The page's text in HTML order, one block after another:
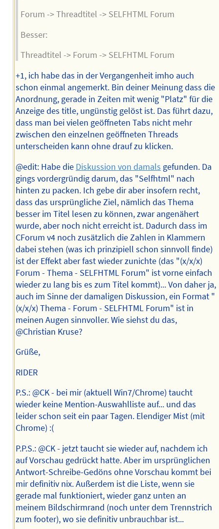
Forum -> Threadtitel -> SELFHTML Forum
Besser:
Threadtitel -> Forum -> SELFHTML Forum
+1, ich habe das in der Vergangenheit imho auch
schon einmal angemerkt. Bin deiner Meinung dass die
Anordnung, gerade in Zeiten mit wenig "Platz" für die
Anzeige des title, ungünstig gelöst ist. Das führt dazu,
dass man bei vielen geöffneten Tabs nicht mehr
zwischen den einzelnen geöffneten Threads
unterscheiden kann ohne drauf zu klicken.
@edit: Habe die Diskussion von damals gefunden. Da
gings vordergründig darum, das "Selfhtml" nach
hinten zu packen. Ich gebe dir aber insofern recht,
dass das ursprüngliche Ziel, nämlich das Thema
besser im Titel lesen zu können, zwar angenähert
wurde, aber noch nicht erreicht ist. Dadurch dass im
CForum v4 noch zusätzlich die Zahlen in Klammern
dabei stehen (was ich prinzipiell schon sinnvoll finde)
ist der Effekt aber fast wieder zunichte (das "(x/x/x)
Forum - Thema - SELFHTML Forum" ist vorne einfach
wieder zu lang bis es zum Titel kommt)... Von daher ja,
auch im Sinne der damaligen Diskussion, ein Format "
(x/x/x) Thema - Forum - SELFHTML Forum" ist in
meinen Augen sinnvoller. Wie siehst du das,
@Christian Kruse?
Grüße,
RIDER
P.S.: @CK - bei mir (aktuell Win7/Chrome) taucht
wieder keine Mention-Auswahlliste auf... und das
leider schon seit ein paar Tagen. Elendiger Mist (mit
Chrome) :(
P.P.S.: @CK - jetzt taucht sie wieder auf, nachdem ich
auf Vorschau gedrückt hatte. Aber im ursprünglichen
Antwort-Schreibe-Gedöns ohne Vorschau kommt bei
mir definitiv nix. Außerdem ist die Liste, wenn sie
gerade mal funktioniert, wieder ganz unten an
meinem Bildschirmrand (noch unter dem Trennstrich
zum footer), wo sie definitiv unbrauchbar ist...